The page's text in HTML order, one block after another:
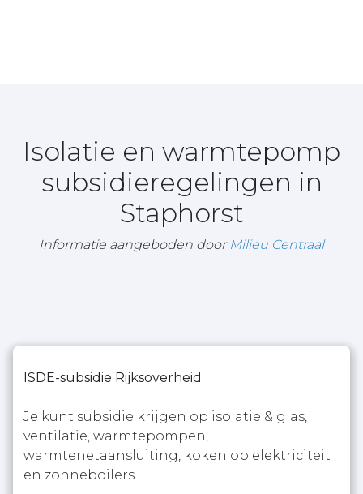
Isolatie en warmtepomp
subsidieregelingen in
Staphorst
Informatie aangeboden door Milieu Centraal
ISDE-subsidie Rijksoverheid
Je kunt subsidie krijgen op isolatie & glas,
ventilatie, warmtepompen,
warmtenetaansluiting, koken op elektriciteit
en zonneboilers.